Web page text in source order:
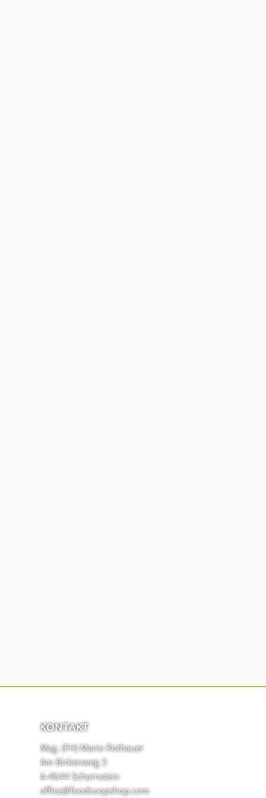
KONTAKT
Mag. (FH) Mario Rothauer
Am Birkenweg 3
A-4644 Scharnstein
office@foodcoopshop.com